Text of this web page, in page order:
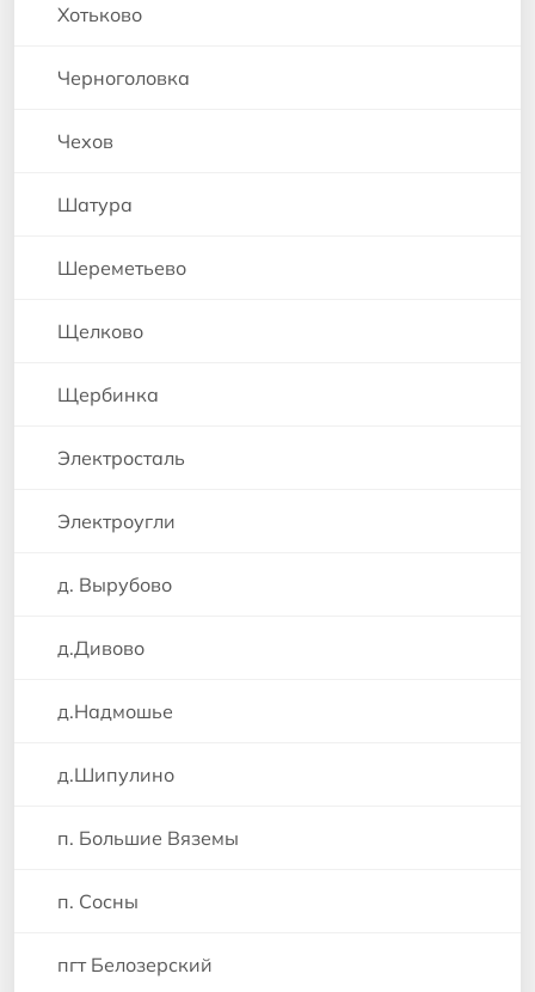
Хотьково
Черноголовка
Чехов
Шатура
Шереметьево
Щелково
Щербинка
Электросталь
Электроугли
д. Вырубово
д.Дивово
д.Надмошье
д.Шипулино
п. Большие Вяземы
п. Сосны
пгт Белозерский